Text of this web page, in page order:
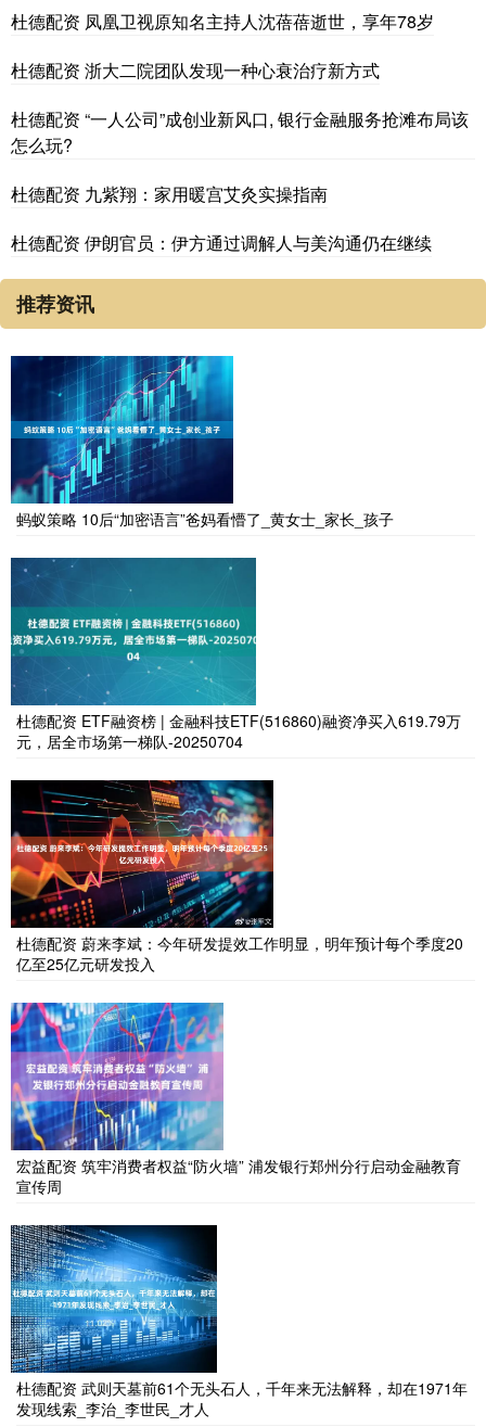
杜德配资 凤凰卫视原知名主持人沈蓓蓓逝世，享年78岁
杜德配资 浙大二院团队发现一种心衰治疗新方式
杜德配资 “一人公司”成创业新风口, 银行金融服务抢滩布局该
怎么玩?
杜德配资 九紫翔：家用暖宫艾灸实操指南
杜德配资 伊朗官员：伊方通过调解人与美沟通仍在继续
推荐资讯
蚂蚁策略 10后“加密语言”爸妈看懵了_黄女士_家长_孩子
杜德配资 ETF融资榜 | 金融科技ETF(516860)融资净买入619.79万
元，居全市场第一梯队-20250704
杜德配资 蔚来李斌：今年研发提效工作明显，明年预计每个季度20
亿至25亿元研发投入
宏益配资 筑牢消费者权益“防火墙” 浦发银行郑州分行启动金融教育
宣传周
杜德配资 武则天墓前61个无头石人，千年来无法解释，却在1971年
发现线索_李治_李世民_才人